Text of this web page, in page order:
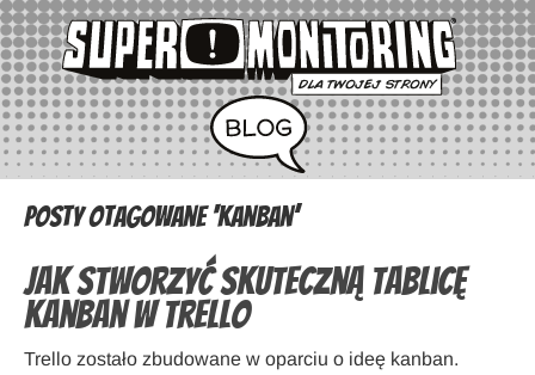
Posty otagowane ‘kanban’
Jak stworzyć skuteczną tablicę
kanban w Trello
Trello zostało zbudowane w oparciu o ideę kanban.